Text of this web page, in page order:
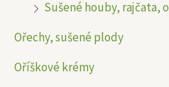
Sušené houby, rajčata,
Ořechy, sušené plody
Oříškové krémy